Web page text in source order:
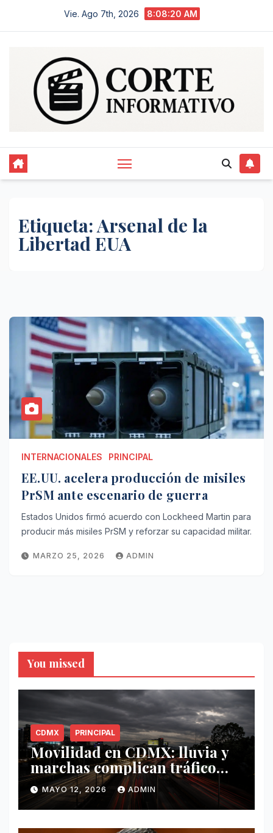
Vie. Ago 7th, 2026 8:08:20 AM
Etiqueta:Arsenal de la
Libertad EUA
INTERNACIONALES PRINCIPAL
EE.UU. acelera producción de misiles
PrSM ante escenario de guerra
Estados Unidos firmó acuerdo con Lockheed Martin para
producir más misiles PrSM y reforzar su capacidad militar.
MARZO 25, 2026 ADMIN
You missed
CDMX PRINCIPAL
Movilidad en CDMX: lluvia y
marchas complican tráfico
este 12 de mayo
MAYO 12, 2026 ADMIN